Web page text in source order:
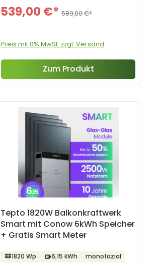
539,00 €* 589,00 €*
Preis mit 0% MwSt. zzgl. Versand
Zum Produkt
Tepto 1820W Balkonkraftwerk
Smart mit Conow 6kWh Speicher
+ Gratis Smart Meter
1820 Wp 6,15 kWh monofazial